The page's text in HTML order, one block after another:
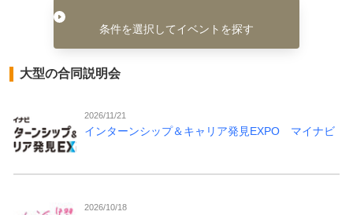
条件を選択してイベントを探す
大型の合同説明会
2026/11/21
インターンシップ＆キャリア発見EXPO マイナビ
2026/10/18